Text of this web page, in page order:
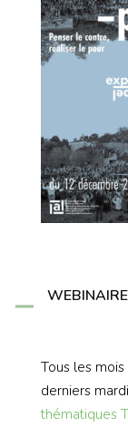
Tous les
derniers
thématiques